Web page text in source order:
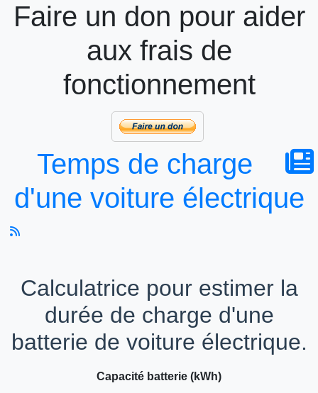
Faire un don pour aider
aux frais de
fonctionnement
Temps de charge
d'une voiture électrique
Calculatrice pour estimer la
durée de charge d'une
batterie de voiture électrique.
Capacité batterie (kWh)